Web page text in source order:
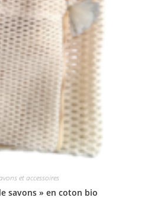
et accessoires
savons » en coton bio